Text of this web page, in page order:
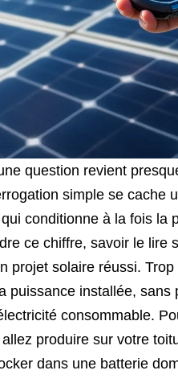
question revient
simple se cache
conditionne à la fois la
ce chiffre, savoir le lire
projet solaire réussi.
puissance installée, sans
consommable.
produire sur votre
dans une batterie